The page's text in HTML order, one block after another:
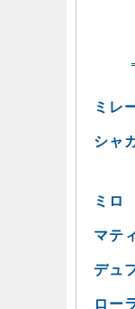
ミレ
シャ
ミロ
マテ
デュ
ロー